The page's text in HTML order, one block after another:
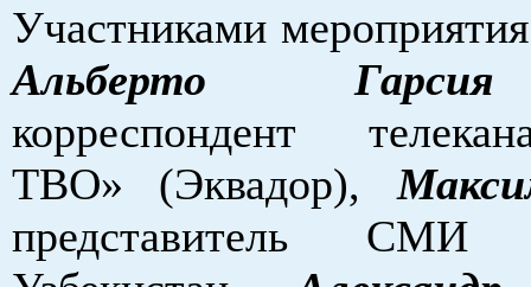
Участниками
Альберто
корреспондент
ТВО» (Эквадор),
представитель СМИ